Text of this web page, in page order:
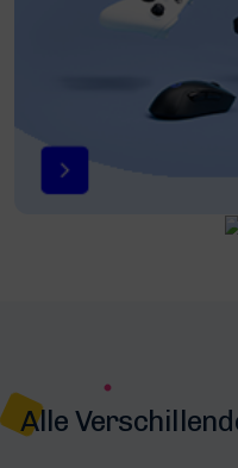
Alle